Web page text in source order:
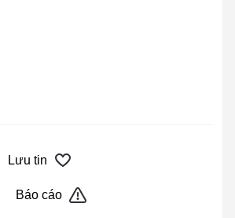
Lưu tin
Báo cáo